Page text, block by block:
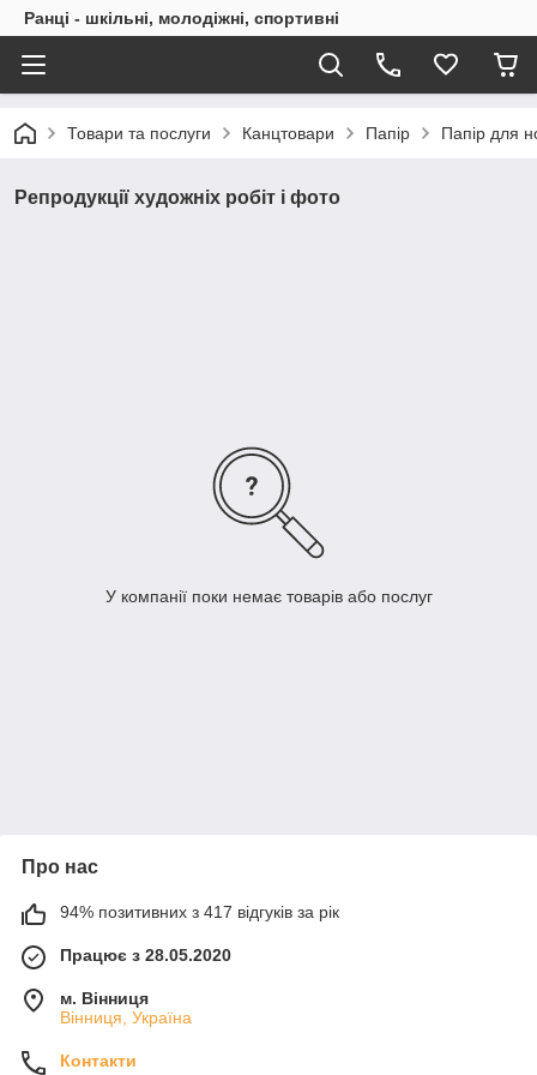
Ранці - шкільні, молодіжні, спортивні
Товари та послуги Канцтовари Папір Папір для
Репродукції художніх робіт і фото
У компанії поки немає товарів або послуг
Про нас
94% позитивних з 417 відгуків за рік
Працює з 28.05.2020
м. Вінниця
Вінниця, Україна
Контакти